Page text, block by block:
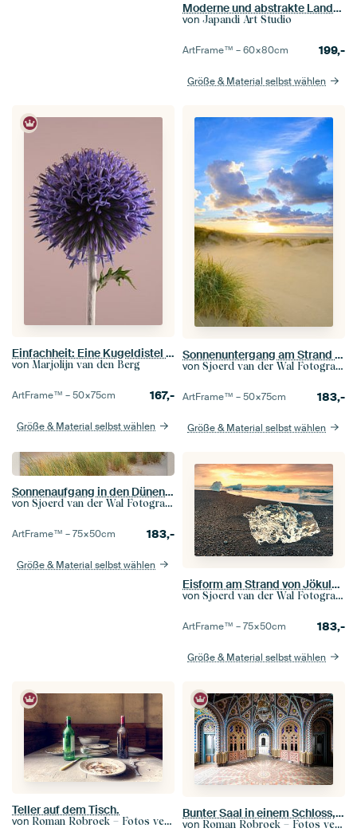
Moderne und abstrakte Landschaft in Erdtönen, japanischer Stil.
von Japandi Art Studio
ArtFrame™ –60×80cm 199,-
Größe & Material selbst wählen
Einfachheit: Eine Kugeldistel blüht
von Marjolijn van den Berg
ArtFrame™ –50×75cm 167,-
Größe & Material selbst wählen
Sonnenuntergang am Strand von Texel mit Sanddünen im Vordergrund
von Sjoerd van der Wal Fotografie
ArtFrame™ –50×75cm 183,-
Größe & Material selbst wählen
Sonnenaufgang in den Dünen der Insel Texel in der Wattenmeerregion
von Sjoerd van der Wal Fotografie
ArtFrame™ –75×50cm 183,-
Größe & Material selbst wählen
Eisform am Strand von Jökulsárlón bei Sonnenuntergang in Island
von Sjoerd van der Wal Fotografie
ArtFrame™ –75×50cm 183,-
Größe & Material selbst wählen
Teller auf dem Tisch.
von Roman Robroek – Fotos verlassener Gebäude
Bunter Saal in einem Schloss, Italien.
von Roman Robroek – Fotos verlassener Gebäude